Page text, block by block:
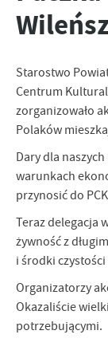
Starostwo
Centrum
zorganizowało
Polaków
Dary dla
warunkach
przynosić do
Teraz delegacja
żywność z
i środki
Organizatorzy
Okazaliście
potrzebującymi.
personalizację
treści.
korzystania z
funkcjonalne i
dostępność
Analityczne
Analityczne pliki
dostosowywać
Cookies
wykorzystywania
z jaką odwiedzane
ocenę naszych
popularności
przetwarzane w
analityczne pliki
funkcjonalności.
Więcej
Reklamowe
Dzięki
informacje i
Promocyjne pliki
komunikatów na
zwyczajów
promocyjne
Więcej